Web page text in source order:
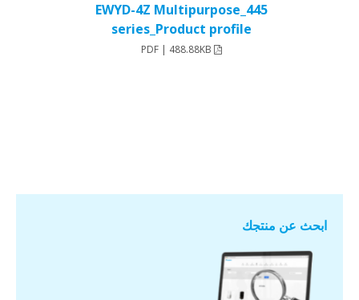
445_EWYD-4Z Multipurpose
series_Product profile
PDF | 488.88KB
ابحث عن منتجك